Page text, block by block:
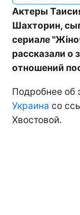
Актеры
Шахторин,
сериале
рассказали о
отношений
Подробнее об
Украина со
Хвостовой.